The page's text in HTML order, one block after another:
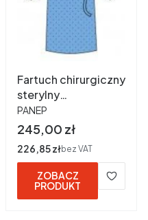
Fartuch chirurgiczny
sterylny
"STANDARD" 45 g
XL a 25 szt
PRODUCENT
PANEP
Cena
245,00 zł
Cena
226,85 złbez VAT
ZOBACZ
PRODUKT